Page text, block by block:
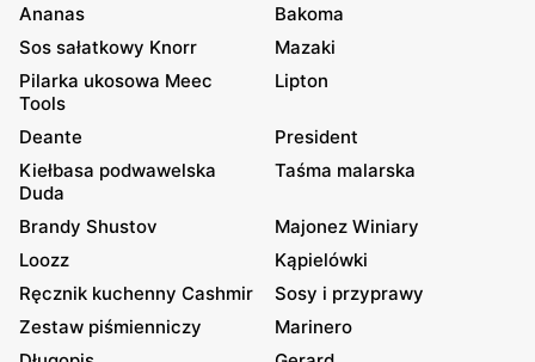
Ananas
Bakoma
Sos sałatkowy Knorr
Mazaki
Pilarka ukosowa Meec
Tools
Lipton
Deante
President
Kiełbasa podwawelska
Duda
Taśma malarska
Brandy Shustov
Majonez Winiary
Loozz
Kąpielówki
Ręcznik kuchenny Cashmir
Sosy i przyprawy
Zestaw piśmienniczy
Marinero